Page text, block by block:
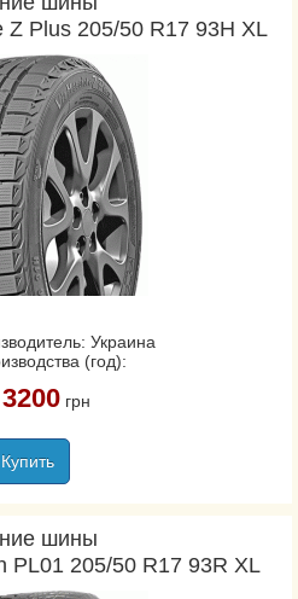
Z Plus 205/50 R17 93H XL
Украина
(год):
3200грн
Купить
шины
PL01 205/50 R17 93R XL